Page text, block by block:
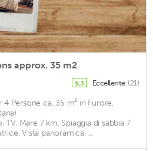
approx. 35 m2
9,3 Eccellente (21)
Persone ca. 35 m² in Furore,
Mare 7 km, Spiaggia di sabbia 7
Vista panoramica, ...